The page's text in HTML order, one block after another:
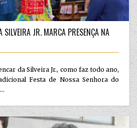
SILVEIRA JR. MARCA PRESENÇA NA
da Silveira Jr., como faz todo ano,
Festa de Nossa Senhora do